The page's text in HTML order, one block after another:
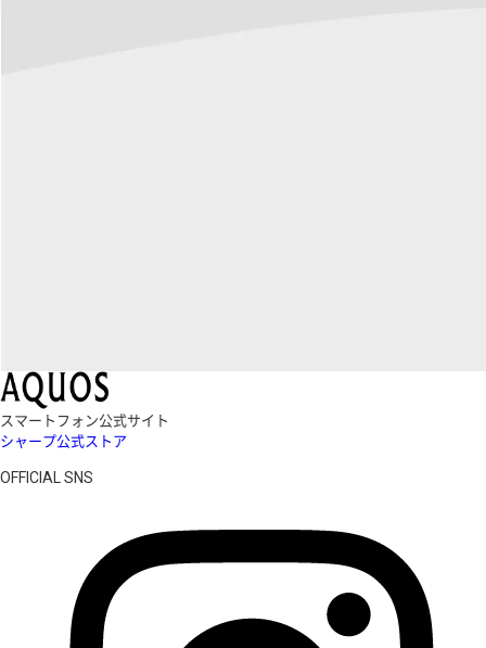
スマートフォン公式サイト
シャープ公式ストア
OFFICIAL SNS